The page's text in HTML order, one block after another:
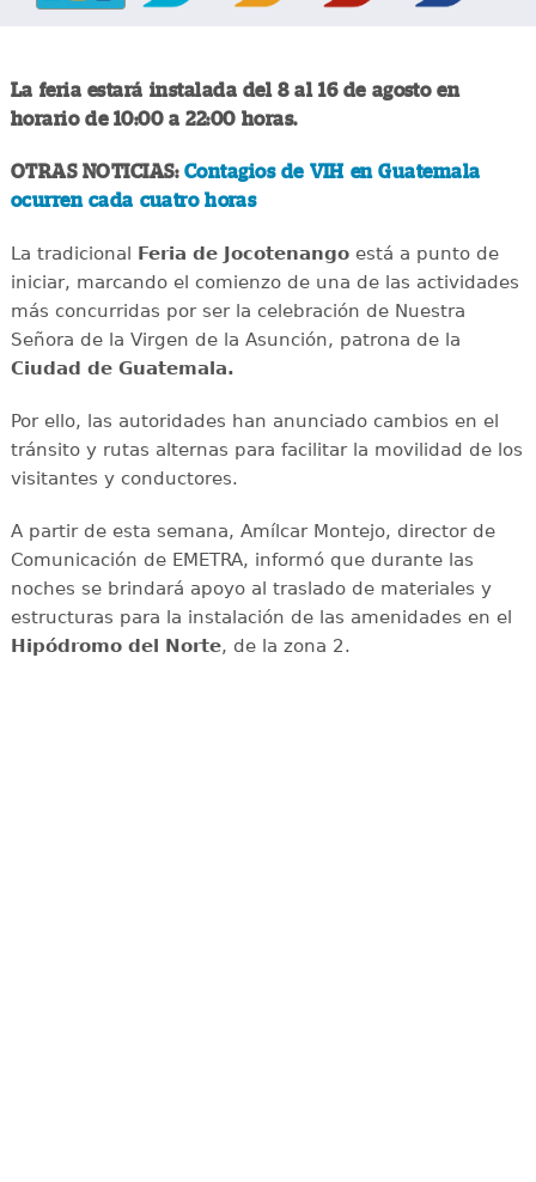
La feria estará instalada del 8 al 16 de agosto en
horario de 10:00 a 22:00 horas.
OTRAS NOTICIAS:Contagios de VIH en Guatemala
ocurren cada cuatro horas
La tradicional Feria de Jocotenangoestá a punto de
iniciar, marcando el comienzo de una de las actividades
más concurridas por ser la celebración de Nuestra
Señora de la Virgen de la Asunción, patrona de la
Ciudad de Guatemala.
Por ello, las autoridades han anunciado cambios en el
tránsito y rutas alternas para facilitar la movilidad de los
visitantes y conductores.
A partir de esta semana, Amílcar Montejo, director de
Comunicación de EMETRA, informó que durante las
noches se brindará apoyo al traslado de materiales y
estructuras para la instalación de las amenidades en el
Hipódromo del Norte, de la zona 2.